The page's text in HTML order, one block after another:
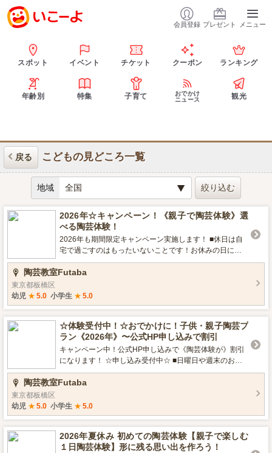
会員登録 プレゼント メニュー
スポット イベント チケット クーポン ランキング
年齢別 特集 子育て
おでかけ
ニュース
観光
戻る こどもの見どころ一覧
地域
2026年☆キャンペーン！《親子で陶芸体験》選
べる陶芸体験！
2026年も期間限定キャンペーン実施します！ ■休日は自
宅で過ごすのはもったいないことです！お休みの日には
何処へお出かけしますか？ 陶芸教室Futabaは全天候型の
体験レジャー施設です。 雨の日でも安心の屋内型施設の
お出かけには、子どもがよろこぶ「陶芸体験」でみんな
で楽しく体験しましょう。 みんなで楽しく制作した作品
は、もちろん手作りの食器としてもお使いいただけます
ので、作った後でも２度目の楽しみも味わえます。 粘土
遊びの雰囲気も楽しみながら、実用的な物も作れて一石
二鳥。 気がつくと、子供だけでなく、お父さん、お母さ
んも真剣に焼きもの作りに熱中していらっしゃいます
よ！ 《休日のお出かけも、家族・子供で陶芸体験を》 寒
い冬でも、室内で楽しめる体験プランは、家族での旅行
子様でも楽しめ、形あるものが残る陶芸体験は親子での
思い出作りに最適です。ご家族で一緒に参加する場合に
は何を作ろうかと親子で話合うのも楽しみの一つになり
ます。 陶芸体験は親子で楽しめるだけでなく、作る喜び
やどんな風に仕上がるかというワクワク感も同時に体験
陶芸教室Futaba
東京都板橋区
幼児 ★ 5.0 小学生 ★ 5.0
☆体験受付中！☆おでかけに！子供・親子陶芸プ
ラン《2026年》〜公式HP申し込みで割引
キャンペーン中！公式HP申し込みで《陶芸体験が》割引
になります！ ☆申し込み受付中☆ ■日曜日や週末のお出
かけはどうしましょう？休日は自宅で過ごすのはもった
いないことです！ 陶芸教室Futabaは全天候型の体験レジ
が降ってしまっても安心です。 ご家族のお出かけには、
天気に左右されない「陶芸体験」でみんなで楽しく体験
しましょう。 制作した作品は、もちろん手作りの食器と
してもお使いいただけますので、作った後でも２度目の
楽しみも味わえます。 粘土遊びの雰囲気も楽しみなが
陶芸教室Futaba
東京都板橋区
幼児 ★ 5.0 小学生 ★ 5.0
2026年夏休み 初めての陶芸体験【親子で楽しむ
１日陶芸体験】形に残る思い出を作ろう！